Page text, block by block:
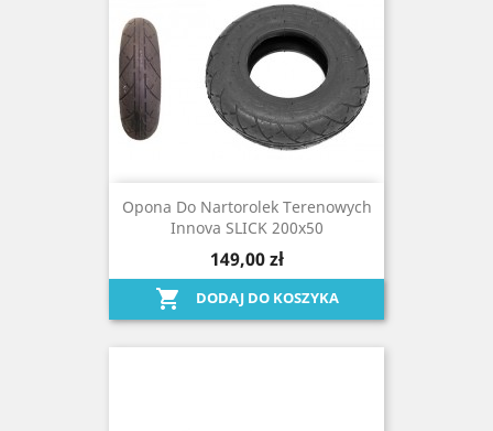
Opona Do Nartorolek Terenowych
Innova SLICK 200x50
149,00 zł
 DODAJ DO KOSZYKA